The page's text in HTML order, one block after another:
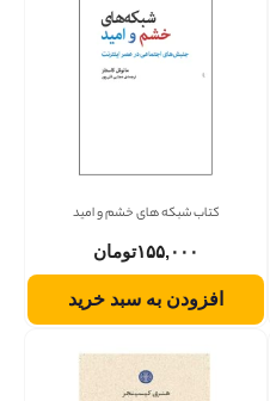
کتاب شبکه های خشم و امید
۱۵۵,۰۰۰تومان
افزودن به سبد خرید